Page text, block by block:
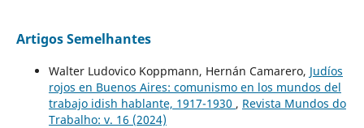
Artigos Semelhantes
Walter Ludovico Koppmann, Hernán Camarero, Judíos
rojos en Buenos Aires: comunismo en los mundos del
trabajo idish hablante, 1917-1930 , Revista Mundos do
Trabalho: v. 16 (2024)